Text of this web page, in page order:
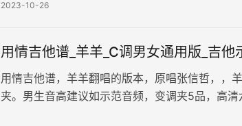
2023-10-26
用情吉他谱_羊羊_C调男女通用版_吉他
用情吉他谱，羊羊翻唱的版本，原唱张信哲，，
夹。男生音高建议如示范音频，变调夹5品，高